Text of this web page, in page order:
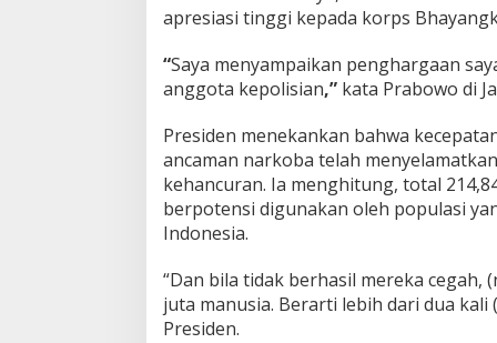
apresiasi tinggi kepada korps
“Saya menyampaikan penghargaan
anggota kepolisian,” kata Prabowo di
Presiden menekankan bahwa
ancaman narkoba telah
kehancuran. Ia menghitung, total
berpotensi digunakan oleh populasi
Indonesia.
“Dan bila tidak berhasil mereka cegah,
juta manusia. Berarti lebih dari dua kali
Presiden.